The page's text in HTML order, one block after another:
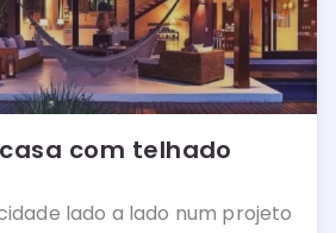
com telhado
lado a lado num projeto